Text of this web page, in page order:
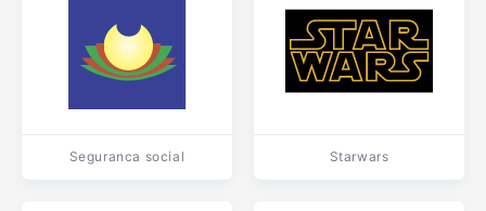
Seguranca social Starwars